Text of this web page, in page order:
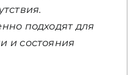
подходят для
и состояния